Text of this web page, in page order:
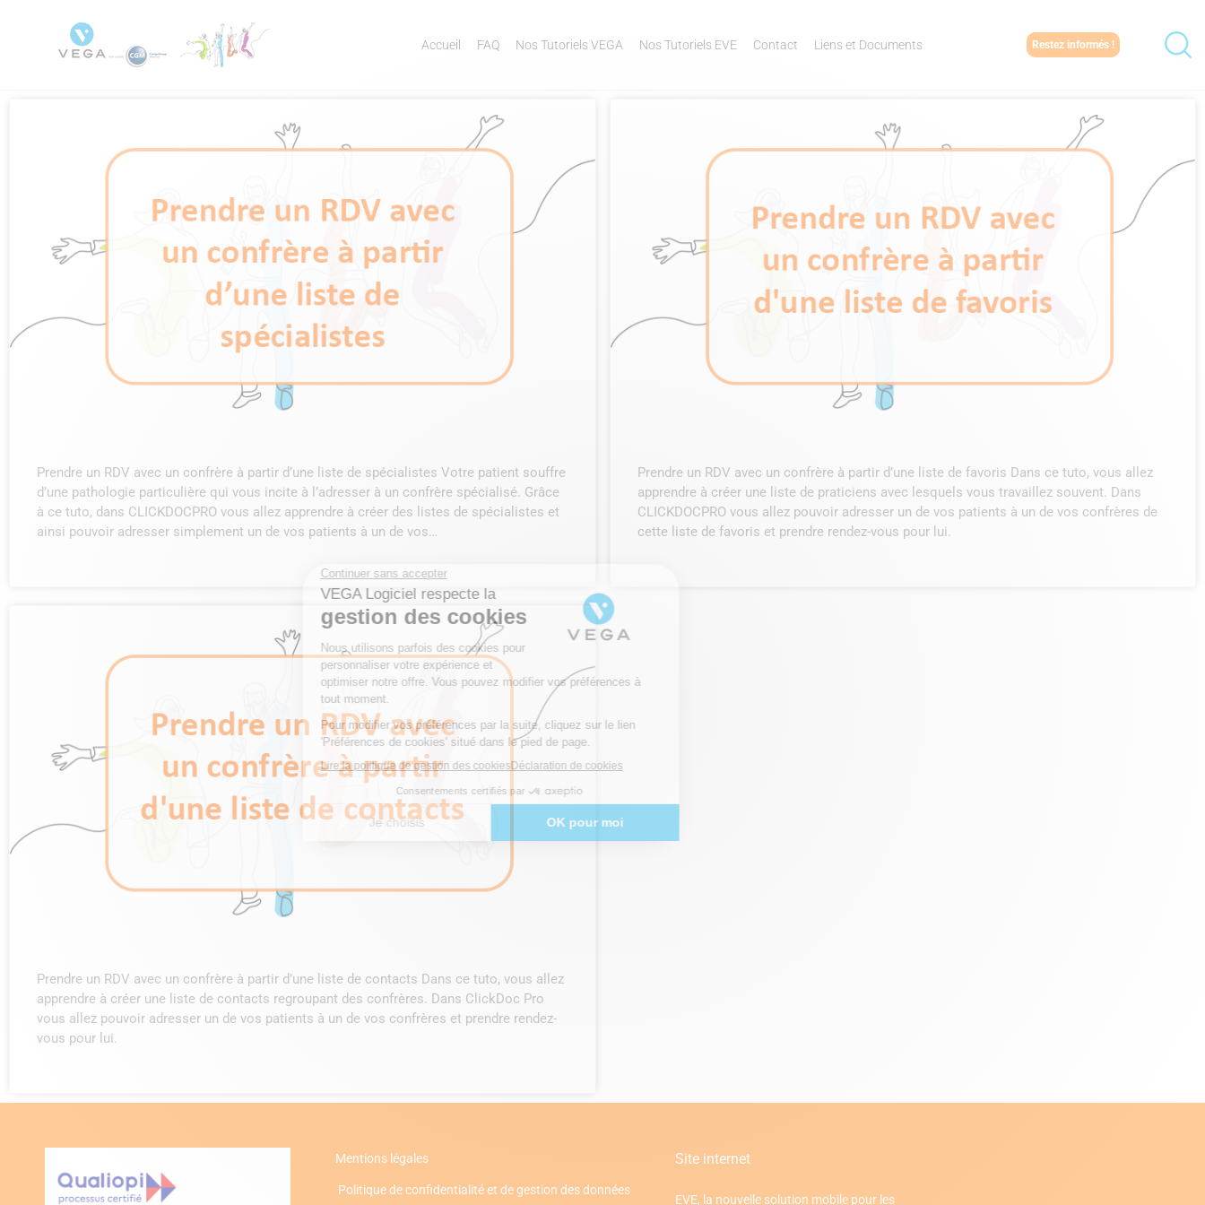
Accueil FAQ Nos Tutoriels VEGA Nos Tutoriels EVE Contact Liens et Documents Restez informés !
Prendre un RDV avec un confrère à partir d’une liste de spécialistes Votre patient souffre
d’une pathologie particulière qui vous incite à l’adresser à un confrère spécialisé. Grâce
à ce tuto, dans CLICKDOCPRO vous allez apprendre à créer des listes de spécialistes et
ainsi pouvoir adresser simplement un de vos patients à un de vos…
Prendre un RDV avec un confrère à partir d’une liste de favoris Dans ce tuto, vous allez
apprendre à créer une liste de praticiens avec lesquels vous travaillez souvent. Dans
CLICKDOCPRO vous allez pouvoir adresser un de vos patients à un de vos confrères de
cette liste de favoris et prendre rendez-vous pour lui.
Prendre un RDV avec un confrère à partir d’une liste de contacts Dans ce tuto, vous allez
apprendre à créer une liste de contacts regroupant des confrères. Dans ClickDoc Pro
vous allez pouvoir adresser un de vos patients à un de vos confrères et prendre rendez-
vous pour lui.
Mentions légales
Politique de confidentialité et de gestion des données
Site internet
EVE, la nouvelle solution mobile pour les